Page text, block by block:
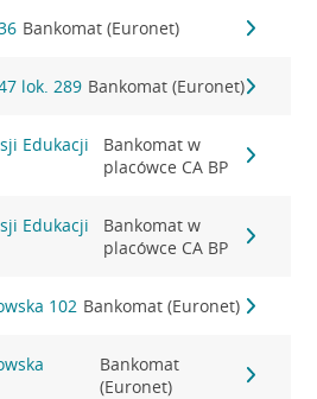
Bankomat (Euronet)
lok. 289 Bankomat (Euronet)
Edukacji
Bankomat w
placówce CA BP
Edukacji
Bankomat w
placówce CA BP
102 Bankomat (Euronet)
Bankomat
(Euronet)